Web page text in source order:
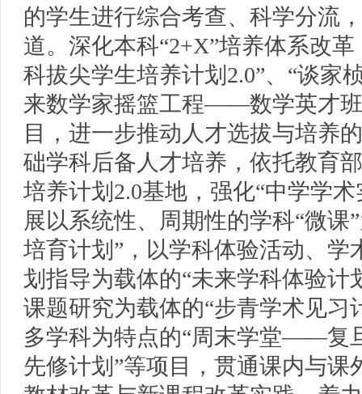
的学生进行综合考查、科学分流
道。深化本科“2+X”培养体系改
科拔尖学生培养计划2.0”、“谈家
来数学家摇篮工程——数学英才班
目，进一步推动人才选拔与培养
础学科后备人才培养，依托教育
培养计划2.0基地，强化“中学学
展以系统性、周期性的学科“微课
培育计划”，以学科体验活动、学
划指导为载体的“未来学科体验计
课题研究为载体的“步青学术见习
多学科为特点的“周末学堂——复
先修计划”等项目，贯通课内与课